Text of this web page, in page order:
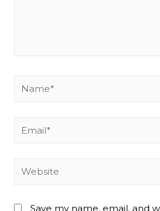
Name*
Email*
Website
Save my name, email, and